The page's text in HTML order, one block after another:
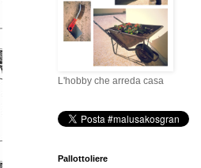
L'hobby che arreda casa
Pallottoliere